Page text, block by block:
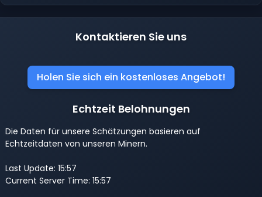
Kontaktieren Sie uns
Holen Sie sich ein kostenloses Angebot!
Echtzeit Belohnungen
Die Daten für unsere Schätzungen basieren auf
Echtzeitdaten von unseren Minern.
Last Update: 15:57
Current Server Time: 15:57